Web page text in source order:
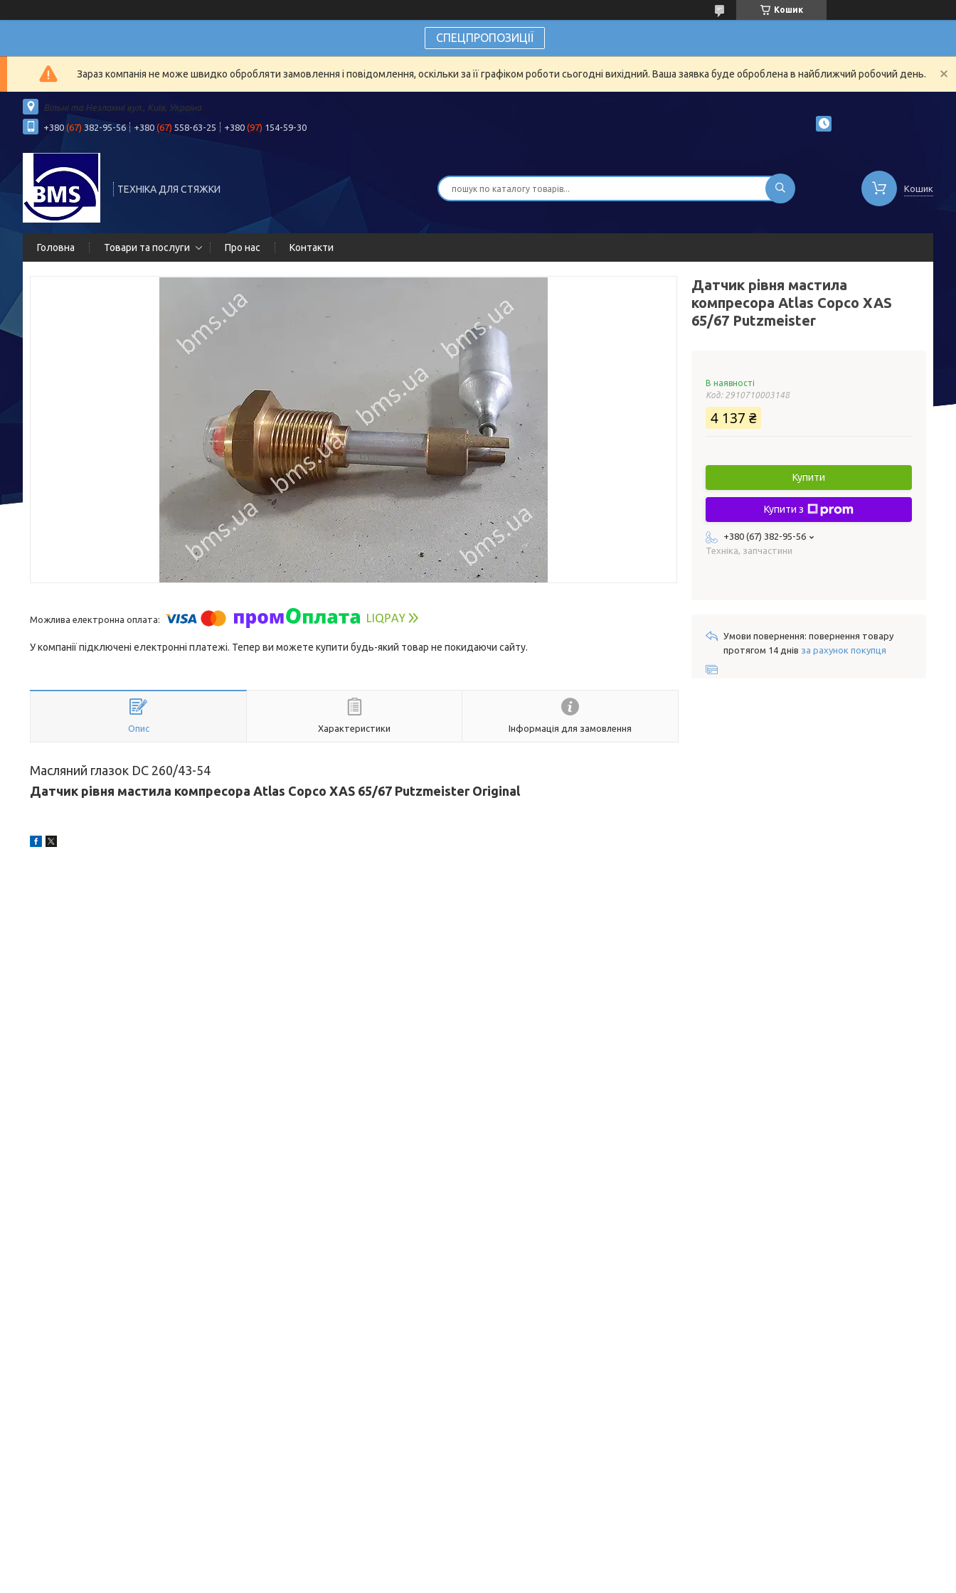
Кошик
СПЕЦПРОПОЗИЦІЇ
Зараз компанія не може швидко обробляти замовлення і повідомлення, оскільки за її графіком роботи сьогодні вихідний. Ваша заявка буде оброблена в найближчий робочий день.
Вільні та Незламні вул., Київ, Україна
+380 (67) 382-95-56 +380 (67) 558-63-25 +380 (97) 154-59-30
ТЕХНІКА ДЛЯ СТЯЖКИ Кошик
Головна Товари та послуги Про нас Контакти
У компанії підключені електронні платежі. Тепер ви можете купити будь-який товар не покидаючи сайту.
Опис Характеристики Інформація для замовлення
Масляний глазок DC 260/43-54
Датчик рівня мастила компресора Atlas Copco XAS 65/67 Putzmeister Original
Датчик рівня мастила
компресора Atlas Copco XAS
65/67 Putzmeister
В наявності
Код: 2910710003148
4 137 ₴
Купити
Купити з
+380 (67) 382-95-56
Техніка, запчастини
повернення товару
протягом 14 днів за рахунок покупця